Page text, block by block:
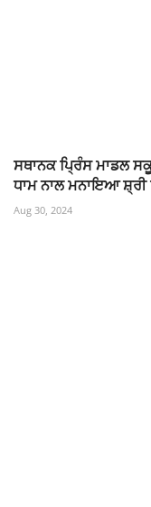
ਸਥਾਨਕ ਪ੍ਰਿੰਸ ਮਾਡਲ
ਧਾਮ ਨਾਲ ਮਨਾਇਆ ਸ਼੍ਰੀ
Aug 30, 2024